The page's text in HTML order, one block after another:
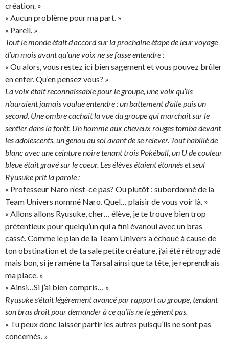
création. »
« Aucun problème pour ma part. »
« Pareil. »
Tout le monde était d’accord sur la prochaine étape de leur voyage
d’un mois avant qu’une voix ne se fasse entendre :
« Ou alors, vous restez ici bien sagement et vous pouvez brûler
en enfer. Qu’en pensez vous? »
La voix était reconnaissable pour le groupe, une voix qu’ils
n’auraient jamais voulue entendre : un battement d’aile puis un
second. Une ombre cachait la vue du groupe qui marchait sur le
sentier dans la forêt. Un homme aux cheveux rouges tomba devant
les adolescents, un genou au sol avant de se relever. Tout habillé de
blanc avec une ceinture noire tenant trois Pokéball, un U de couleur
bleue était gravé sur le coeur. Les élèves étaient étonnés et seul
Ryusuke prit la parole :
« Professeur Naro n’est-ce pas? Ou plutôt : subordonné de la
Team Univers nommé Naro. Quel… plaisir de vous voir là. »
« Allons allons Ryusuke, cher… élève, je te trouve bien trop
prétentieux pour quelqu’un qui a fini évanoui avec un bras
cassé. Comme le plan de la Team Univers a échoué à cause de
ton obstination et de ta sale petite créature, j’ai été rétrogradé
mais bon, si je ramène ta Tarsal ainsi que ta tête, je reprendrais
ma place. »
« Ainsi…Si j’ai bien compris… »
Ryusuke s’était légèrement avancé par rapport au groupe, tendant
son bras droit pour demander à ce qu’ils ne le gênent pas.
« Tu peux donc laisser partir les autres puisqu’ils ne sont pas
concernés. »